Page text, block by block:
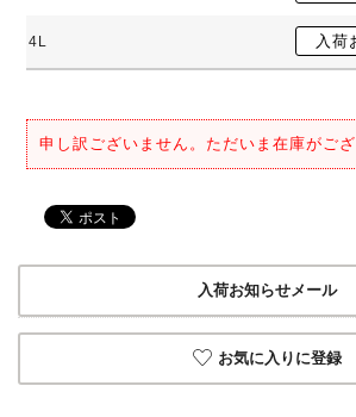
4L
申し訳ございません。ただいま在庫がござ
入荷お知らせメール
お気に入りに登録